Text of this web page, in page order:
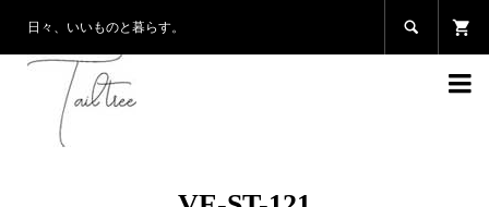
日々、いいものと暮らす。 
